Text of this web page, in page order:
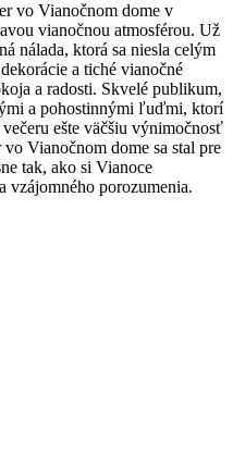
vo Vianočnom dome v
vianočnou atmosférou. Už
nálada, ktorá sa niesla celým
a tiché vianočné
a radosti. Skvelé publikum,
a pohostinnými ľuďmi, ktorí
ešte väčšiu výnimočnosť
Vianočnom dome sa stal pre
tak, ako si Vianoce
vzájomného porozumenia.